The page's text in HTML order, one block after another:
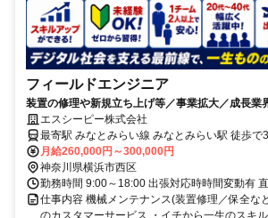
フィールドエンジニア
装置の修理や新規立ち上げ等／事業拡大／成長業
ン歓迎
エスシーピー株式会社
最寄駅 みなとみらい線 みなとみらい駅 徒歩で
月給260,000円～300,000円
神奈川県横浜市西区
勤務時間 9:00～18:00 出張対応時時間変動有
仕事内容 機械メンテナンス(装置修理／保全な
のカスタマーサービス ・イチから一生のスキ